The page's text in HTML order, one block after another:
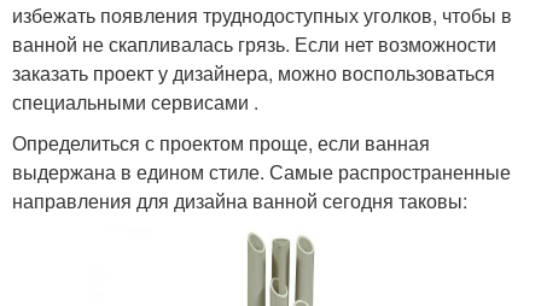
избежать появления труднодоступных уголков, чтобы в
ванной не скапливалась грязь. Если нет возможности
заказать проект у дизайнера, можно воспользоваться
специальными сервисами .
Определиться с проектом проще, если ванная
выдержана в едином стиле. Самые распространенные
направления для дизайна ванной сегодня таковы: